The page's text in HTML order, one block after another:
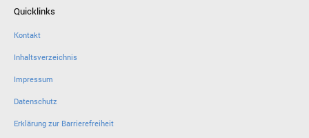
Quicklinks
Kontakt
Inhaltsverzeichnis
Impressum
Datenschutz
Erklärung zur Barrierefreiheit